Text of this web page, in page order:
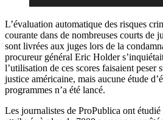
L’évaluation automatique des risques
courante dans de nombreuses courts de
sont livrées aux juges lors de la
procureur général Eric Holder
l’utilisation de ces scores faisaient peser
justice américaine, mais aucune étude
programmes n’a été lancé.
Les journalistes de ProPublica ont étudié